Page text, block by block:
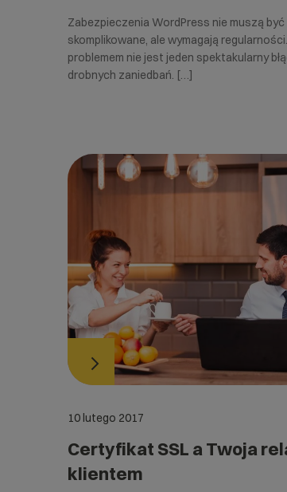
Zabezpieczenia WordPress nie muszą być
skomplikowane, ale wymagają
problemem nie jest jeden spektakularny
drobnych zaniedbań. […]
10 lutego 2017
Certyfikat SSL a Twoja
klientem